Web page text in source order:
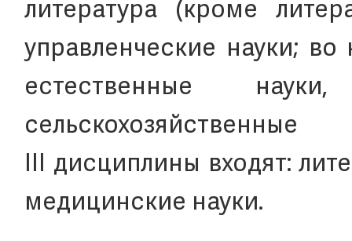
литература (кроме
управленческие науки;
естественные
III дисциплины входят:
медицинские науки.